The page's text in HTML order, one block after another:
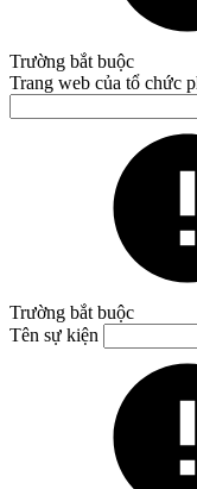
Trường bắt buộc
Trang web của tổ chức
Trường bắt buộc
Tên sự kiện